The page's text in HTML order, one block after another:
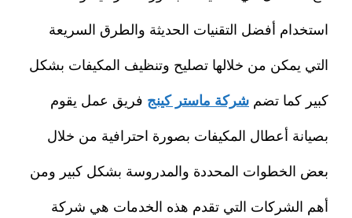
استخدام أفضل التقنيات الحديثة والطرق السريعة
التي يمكن من خلالها تصليح وتنظيف المكيفات بشكل
كبير كما تضم شركة ماستر كينجفريق عمل يقوم
بصيانة أعطال المكيفات بصورة احترافية من خلال
بعض الخطوات المحددة والمدروسة بشكل كبير ومن
أهم الشركات التي تقدم هذه الخدمات هي شركة